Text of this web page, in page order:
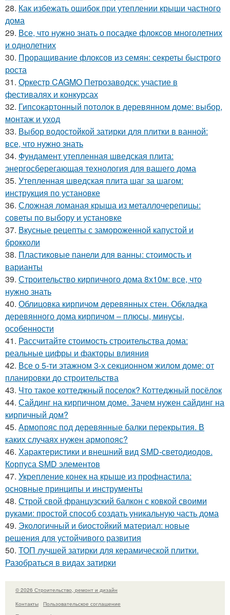
28. Как избежать ошибок при утеплении крыши частного
дома
29. Все, что нужно знать о посадке флоксов многолетних
и однолетних
30. Проращивание флоксов из семян: секреты быстрого
роста
31. Оркестр CAGMO Петрозаводск: участие в
фестивалях и конкурсах
32. Гипсокартонный потолок в деревянном доме: выбор,
монтаж и уход
33. Выбор водостойкой затирки для плитки в ванной:
все, что нужно знать
34. Фундамент утепленная шведская плита:
энергосберегающая технология для вашего дома
35. Утепленная шведская плита шаг за шагом:
инструкция по установке
36. Сложная ломаная крыша из металлочерепицы:
советы по выбору и установке
37. Вкусные рецепты с замороженной капустой и
брокколи
38. Пластиковые панели для ванны: стоимость и
варианты
39. Строительство кирпичного дома 8х10м: все, что
нужно знать
40. Облицовка кирпичом деревянных стен. Обкладка
деревянного дома кирпичом – плюсы, минусы,
особенности
41. Рассчитайте стоимость строительства дома:
реальные цифры и факторы влияния
42. Все о 5-ти этажном 3-х секционном жилом доме: от
планировки до строительства
43. Что такое коттеджный поселок? Коттеджный посёлок
44. Сайдинг на кирпичном доме. Зачем нужен сайдинг на
кирпичный дом?
45. Армопояс под деревянные балки перекрытия. В
каких случаях нужен армопояс?
46. Характеристики и внешний вид SMD-светодиодов.
Корпуса SMD элементов
47. Укрепление конек на крыше из профнастила:
основные принципы и инструменты
48. Строй свой французский балкон с ковкой своими
руками: простой способ создать уникальную часть дома
49. Экологичный и биостойкий материал: новые
решения для устойчивого развития
50. ТОП лучшей затирки для керамической плитки.
Разобраться в видах затирки
© 2026 Строительство, ремонт и дизайн
Контакты
Пользовательское соглашение